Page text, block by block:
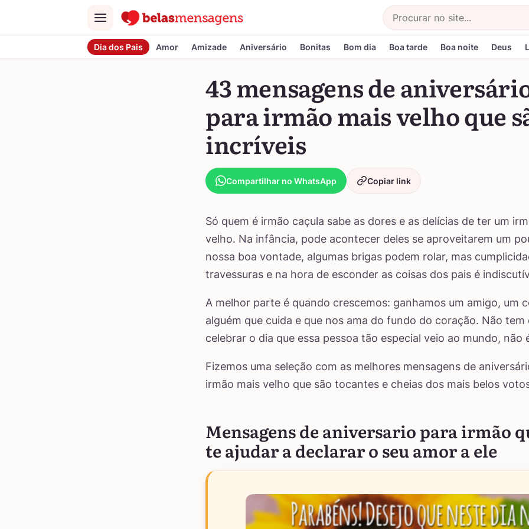
Menu
Buscar
Dia dos Pais Amor Amizade Aniversário Bonitas Bom dia Boa tarde Boa noite Deus
43 mensagens de
para irmão mais velho que
incríveis
Compartilhar no WhatsApp Copiar link
Só quem é irmão caçula sabe as dores e as delícias de ter um
velho. Na infância, pode acontecer deles se aproveitarem um
nossa boa vontade, algumas brigas podem rolar, mas
travessuras e na hora de esconder as coisas dos pais é
A melhor parte é quando crescemos: ganhamos um amigo, um
alguém que cuida e que nos ama do fundo do coração. Não tem
celebrar o dia que essa pessoa tão especial veio ao mundo, não
Fizemos uma seleção com as melhores mensagens de
irmão mais velho que são tocantes e cheias dos mais belos
Mensagens de aniversario para irmão
te ajudar a declarar o seu amor a ele